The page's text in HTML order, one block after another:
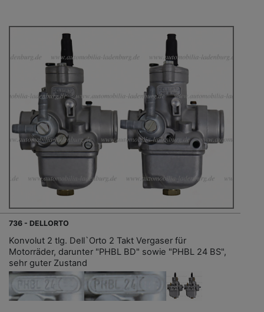
736 - DELLORTO
Konvolut 2 tlg. Dell`Orto 2 Takt Vergaser für
Motorräder, darunter "PHBL BD" sowie "PHBL 24 BS",
sehr guter Zustand